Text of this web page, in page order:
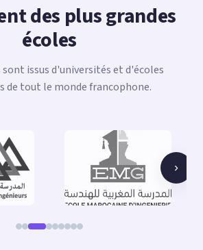
des plus grandes
écoles
issus d'universités et d'écoles
de tout le monde francophone.
›